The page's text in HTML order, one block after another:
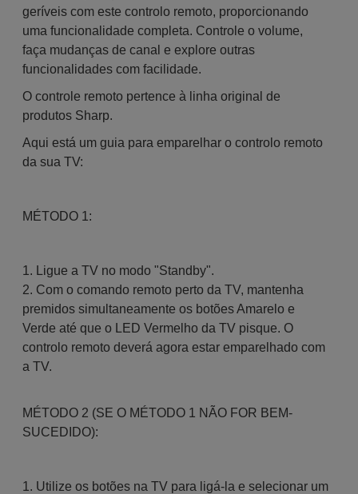
geríveis com este controlo remoto, proporcionando
uma funcionalidade completa. Controle o volume,
faça mudanças de canal e explore outras
funcionalidades com facilidade.
O controle remoto pertence à linha original de
produtos Sharp.
Aqui está um guia para emparelhar o controlo remoto
da sua TV:
MÉTODO 1:
1. Ligue a TV no modo "Standby".
2. Com o comando remoto perto da TV, mantenha
premidos simultaneamente os botões Amarelo e
Verde até que o LED Vermelho da TV pisque. O
controlo remoto deverá agora estar emparelhado com
a TV.
MÉTODO 2 (SE O MÉTODO 1 NÃO FOR BEM-
SUCEDIDO):
1. Utilize os botões na TV para ligá-la e selecionar um